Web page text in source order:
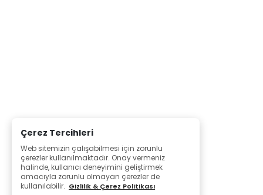
Çerez Tercihleri
Web sitemizin çalışabilmesi için zorunlu
çerezler kullanılmaktadır. Onay vermeniz
halinde, kullanıcı deneyimini geliştirmek
amacıyla zorunlu olmayan çerezler de
kullanılabilir. Gizlilik & Çerez Politikası